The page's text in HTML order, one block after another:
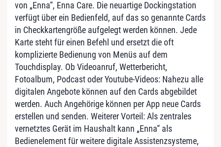
von „Enna“, Enna Care. Die neuartige Dockingstation
verfügt über ein Bedienfeld, auf das so genannte Cards
in Checkkartengröße aufgelegt werden können. Jede
Karte steht für einen Befehl und ersetzt die oft
komplizierte Bedienung von Menüs auf dem
Touchdisplay. Ob Videoanruf, Wetterbericht,
Fotoalbum, Podcast oder Youtube-Videos: Nahezu alle
digitalen Angebote können auf den Cards abgebildet
werden. Auch Angehörige können per App neue Cards
erstellen und senden. Weiterer Vorteil: Als zentrales
vernetztes Gerät im Haushalt kann „Enna“ als
Bedienelement für weitere digitale Assistenzsysteme,